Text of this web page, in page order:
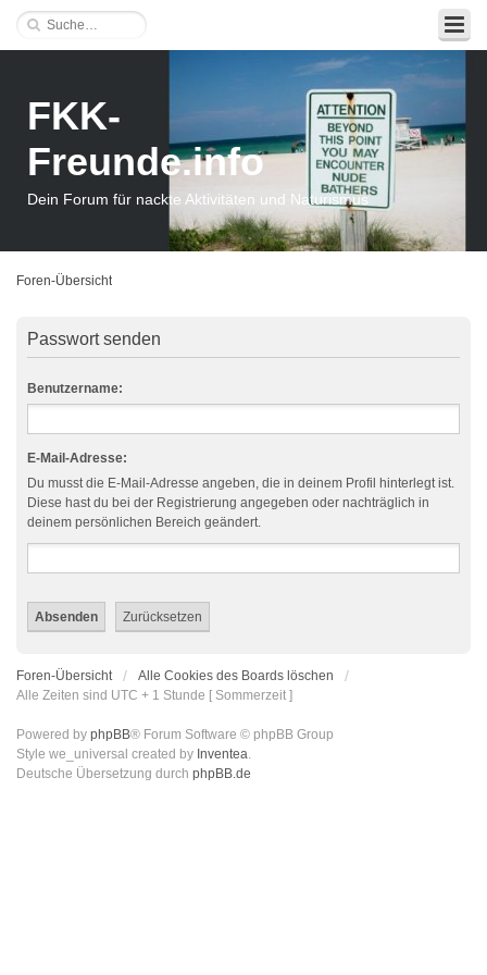
FKK-
Freunde.info
Dein Forum für nackte Aktivitäten und Naturismus
Foren-Übersicht
Passwort senden
Benutzername:
E-Mail-Adresse:
Du musst die E-Mail-Adresse angeben, die in deinem Profil hinterlegt ist.
Diese hast du bei der Registrierung angegeben oder nachträglich in
deinem persönlichen Bereich geändert.
Foren-Übersicht
Alle Cookies des Boards löschen
Alle Zeiten sind UTC + 1 Stunde [ Sommerzeit ]
Powered by phpBB® Forum Software © phpBB Group
Style we_universal created by Inventea.
Deutsche Übersetzung durch phpBB.de